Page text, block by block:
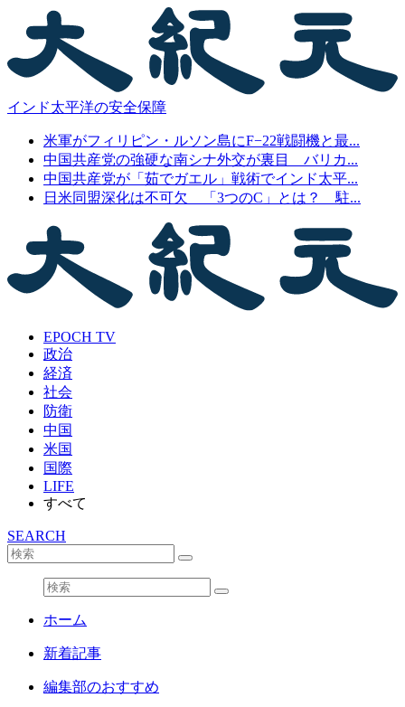
インド太平洋の安全保障
米軍がフィリピン・ルソン島にF−22戦闘機と最...
中国共産党の強硬な南シナ外交が裏目 バリカ...
中国共産党が「茹でガエル」戦術でインド太平...
日米同盟深化は不可欠 「3つのC」とは？ 駐...
EPOCH TV
政治
経済
社会
防衛
中国
米国
国際
LIFE
すべて
SEARCH
ホーム
新着記事
編集部のおすすめ